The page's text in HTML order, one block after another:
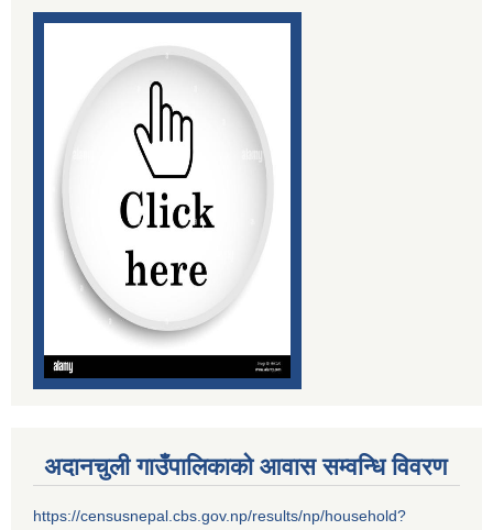
अदानचुली गाउँपालिकाको आवास सम्वन्धि विवरण
https://censusnepal.cbs.gov.np/results/np/household?